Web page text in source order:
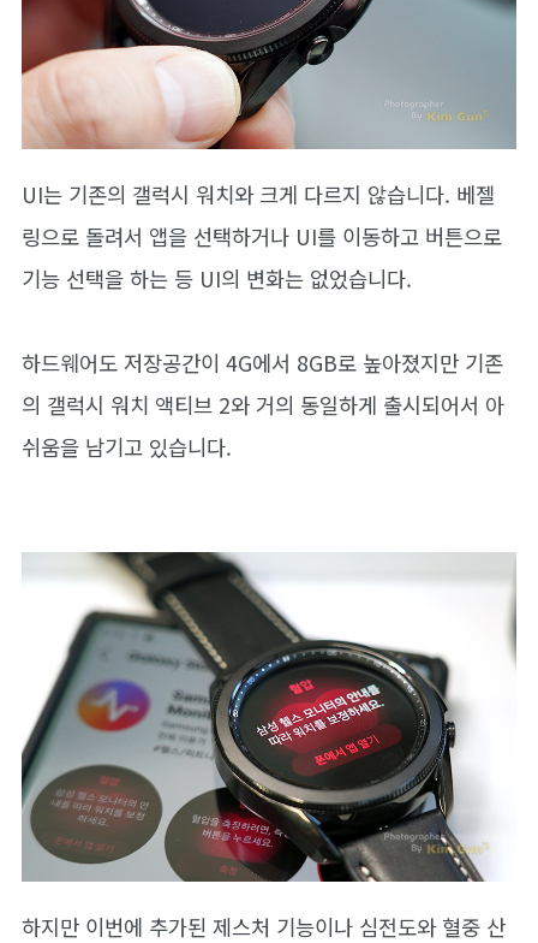
UI는 기존의 갤럭시 워치와 크게 다르지 않습니다. 베젤
링으로 돌려서 앱을 선택하거나 UI를 이동하고 버튼으로
기능 선택을 하는 등 UI의 변화는 없었습니다.
하드웨어도 저장공간이 4G에서 8GB로 높아졌지만 기존
의 갤럭시 워치 액티브 2와 거의 동일하게 출시되어서 아
쉬움을 남기고 있습니다.
하지만 이번에 추가된 제스처 기능이나 심전도와 혈중 산